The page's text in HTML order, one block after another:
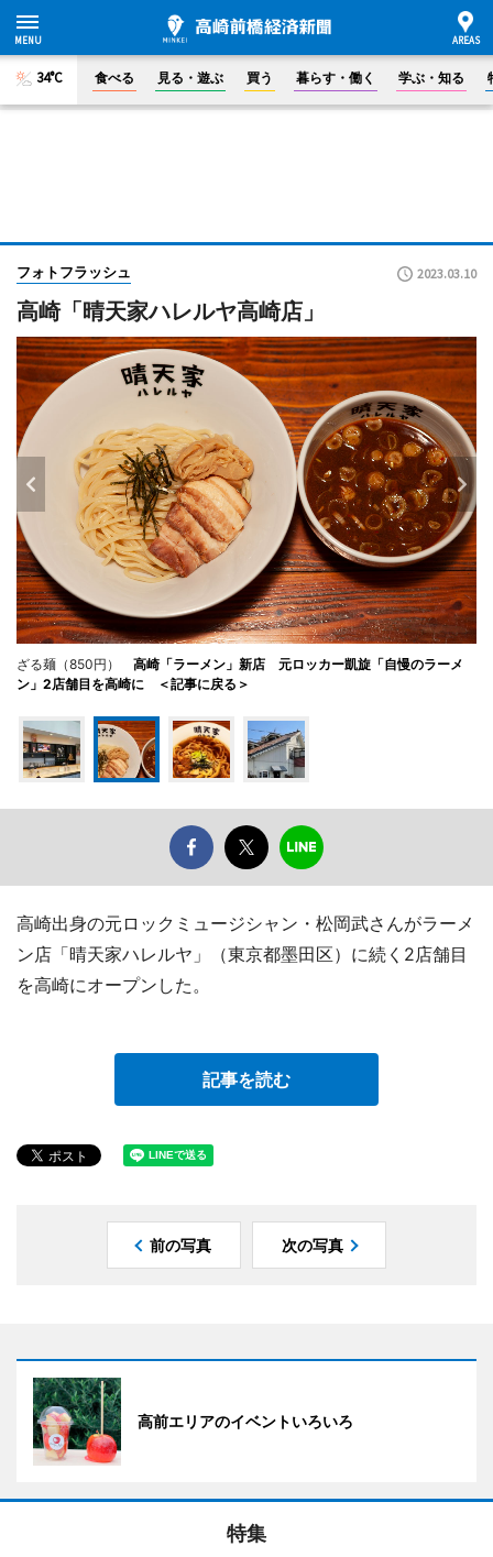
34°C 食べる 見る・遊ぶ 買う 暮らす・働く 学ぶ・知る
フォトフラッシュ 2023.03.10
高崎「晴天家ハレルヤ高崎店」
ざる麺（850円） 高崎「ラーメン」新店 元ロッカー凱旋「自慢のラーメ
ン」2店舗目を高崎に ＜記事に戻る＞
高崎出身の元ロックミュージシャン・松岡武さんがラーメ
ン店「晴天家ハレルヤ」（東京都墨田区）に続く2店舗目
を高崎にオープンした。
記事を読む
前の写真 次の写真
高前エリアのイベントいろいろ
特集